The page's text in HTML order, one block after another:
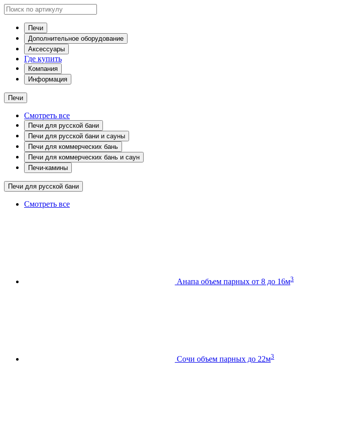
Печи
Дополнительное оборудование
Аксессуары
Где купить
Компания
Информация
Печи
Смотреть все
Печи для русской бани
Печи для русской бани и сауны
Печи для коммерческих бань
Печи для коммерческих бань и саун
Печи-камины
Печи для русской бани
Смотреть все
Анапа объем парных от 8 до 16м3
Сочи объем парных до 22м3